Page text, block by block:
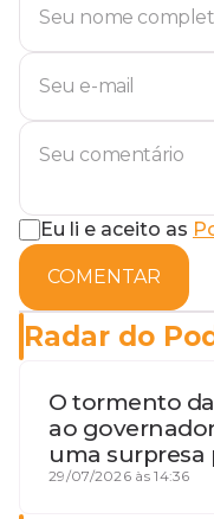
Eu li e aceito as
COMENTAR
Radar do
O tormento
ao
uma surpresa
terceira
29/07/2026 às 14:36